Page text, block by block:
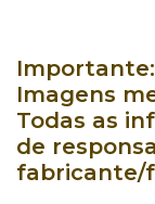
Importante:
Imagens
Todas as
de
fabricante/